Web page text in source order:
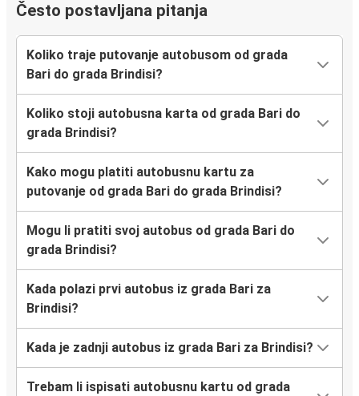
Često postavljana pitanja
Koliko traje putovanje autobusom od grada
Bari do grada Brindisi?
Koliko stoji autobusna karta od grada Bari do
grada Brindisi?
Kako mogu platiti autobusnu kartu za
putovanje od grada Bari do grada Brindisi?
Mogu li pratiti svoj autobus od grada Bari do
grada Brindisi?
Kada polazi prvi autobus iz grada Bari za
Brindisi?
Kada je zadnji autobus iz grada Bari za Brindisi?
Trebam li ispisati autobusnu kartu od grada